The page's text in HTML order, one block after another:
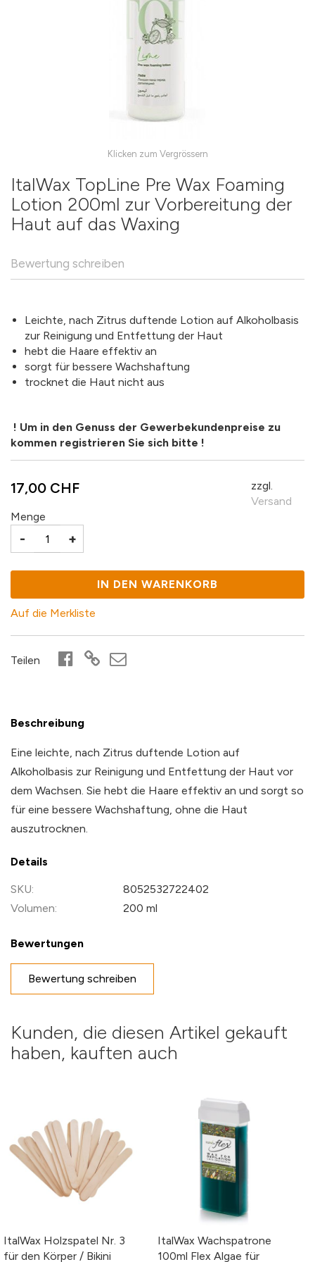
the
beginning
of
the
ItalWax TopLine Pre Wax Foaming
Lotion 200ml zur Vorbereitung der
Haut auf das Waxing
Bewertung schreiben
Leichte, nach Zitrus duftende Lotion auf Alkoholbasis
zur Reinigung und Entfettung der Haut
hebt die Haare effektiv an
sorgt für bessere Wachshaftung
trocknet die Haut nicht aus
! Um in den Genuss der Gewerbekundenpreise zu
kommen registrieren Sie sich bitte !
17,00 CHF
zzgl.
Versand
Menge
- +
IN DEN WARENKORB
Auf die Merkliste
Teilen
Beschreibung
Eine leichte, nach Zitrus duftende Lotion auf
Alkoholbasis zur Reinigung und Entfettung der Haut vor
dem Wachsen. Sie hebt die Haare effektiv an und sorgt so
für eine bessere Wachshaftung, ohne die Haut
auszutrocknen.
Details
Weitere
Informationen
8052532722402
200 ml
Bewertungen
Nickname
Bewertung
Bewertung abschicken
Bewertung schreiben
Kunden, die diesen Artikel gekauft
haben, kauften auch
ItalWax Holzspatel Nr. 3
für den Körper / Bikini
ItalWax Wachspatrone
100ml Flex Algae für